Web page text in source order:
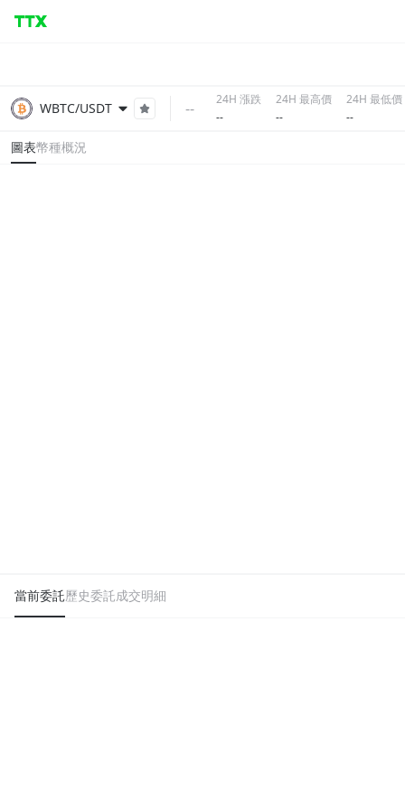
WBTC/USDT --
24H 漲跌
--
24H 最高價
--
24H 最低價
--
圖表幣種概況
當前委託歷史委託成交明細